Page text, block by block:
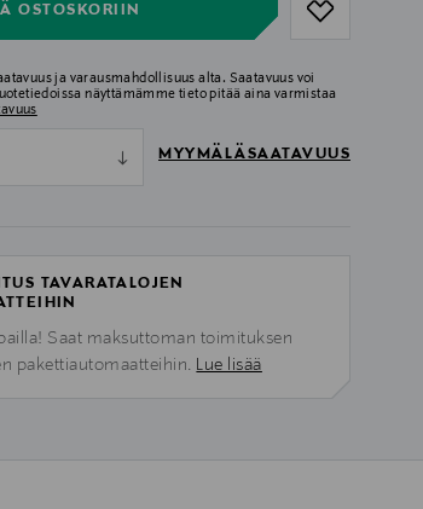
OSTOSKORIIN
ja varausmahdollisuus alta. Saatavuus voi
näyttämämme tieto pitää aina varmistaa
MYYMÄLÄSAATAVUUS
TAVARATALOJEN
Saat maksuttoman toimituksen
pakettiautomaatteihin. Lue lisää